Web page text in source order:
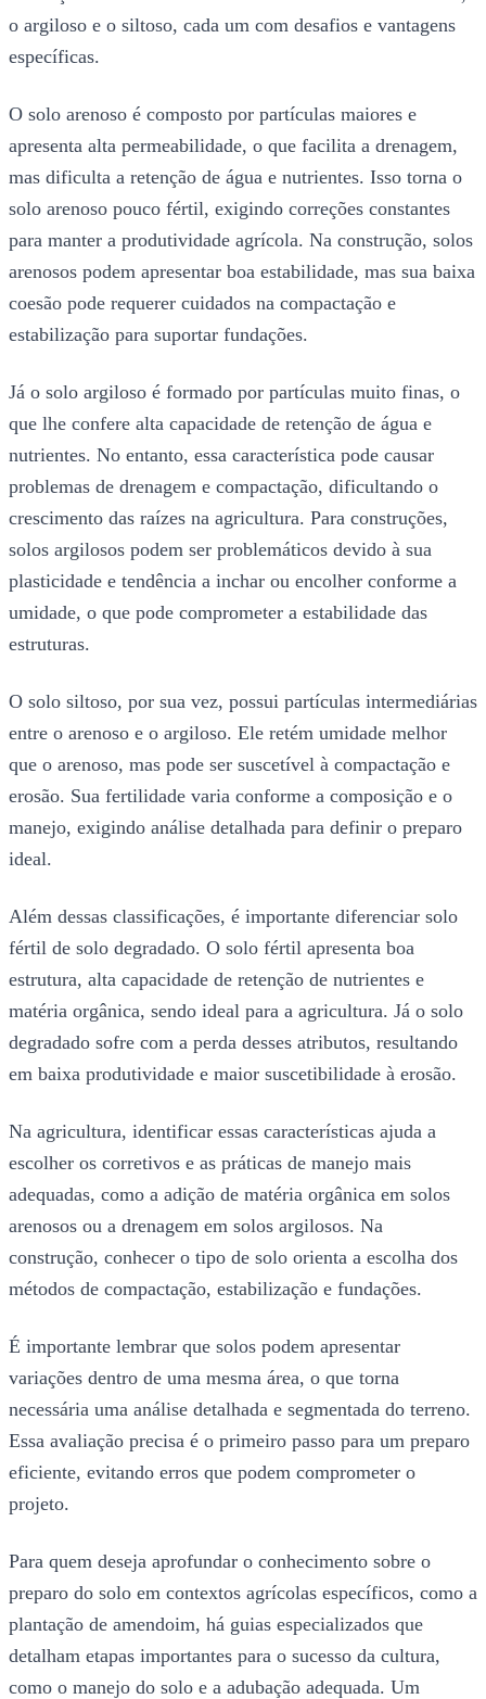
o argiloso e o siltoso, cada um com desafios e vantagens
específicas.
O solo arenoso é composto por partículas maiores e
apresenta alta permeabilidade, o que facilita a drenagem,
mas dificulta a retenção de água e nutrientes. Isso torna o
solo arenoso pouco fértil, exigindo correções constantes
para manter a produtividade agrícola. Na construção, solos
arenosos podem apresentar boa estabilidade, mas sua baixa
coesão pode requerer cuidados na compactação e
estabilização para suportar fundações.
Já o solo argiloso é formado por partículas muito finas, o
que lhe confere alta capacidade de retenção de água e
nutrientes. No entanto, essa característica pode causar
problemas de drenagem e compactação, dificultando o
crescimento das raízes na agricultura. Para construções,
solos argilosos podem ser problemáticos devido à sua
plasticidade e tendência a inchar ou encolher conforme a
umidade, o que pode comprometer a estabilidade das
estruturas.
O solo siltoso, por sua vez, possui partículas intermediárias
entre o arenoso e o argiloso. Ele retém umidade melhor
que o arenoso, mas pode ser suscetível à compactação e
erosão. Sua fertilidade varia conforme a composição e o
manejo, exigindo análise detalhada para definir o preparo
ideal.
Além dessas classificações, é importante diferenciar solo
fértil de solo degradado. O solo fértil apresenta boa
estrutura, alta capacidade de retenção de nutrientes e
matéria orgânica, sendo ideal para a agricultura. Já o solo
degradado sofre com a perda desses atributos, resultando
em baixa produtividade e maior suscetibilidade à erosão.
Na agricultura, identificar essas características ajuda a
escolher os corretivos e as práticas de manejo mais
adequadas, como a adição de matéria orgânica em solos
arenosos ou a drenagem em solos argilosos. Na
construção, conhecer o tipo de solo orienta a escolha dos
métodos de compactação, estabilização e fundações.
É importante lembrar que solos podem apresentar
variações dentro de uma mesma área, o que torna
necessária uma análise detalhada e segmentada do terreno.
Essa avaliação precisa é o primeiro passo para um preparo
eficiente, evitando erros que podem comprometer o
projeto.
Para quem deseja aprofundar o conhecimento sobre o
preparo do solo em contextos agrícolas específicos, como a
plantação de amendoim, há guias especializados que
detalham etapas importantes para o sucesso da cultura,
como o manejo do solo e a adubação adequada. Um